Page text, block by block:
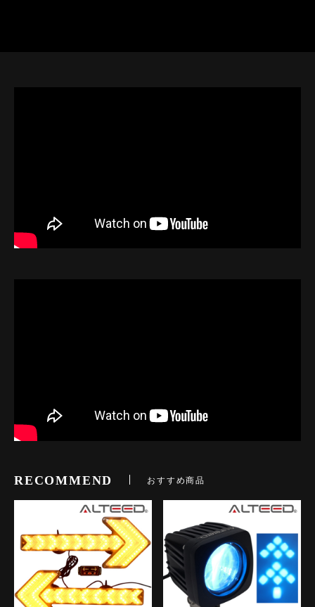
RECOMMEND おすすめ商品